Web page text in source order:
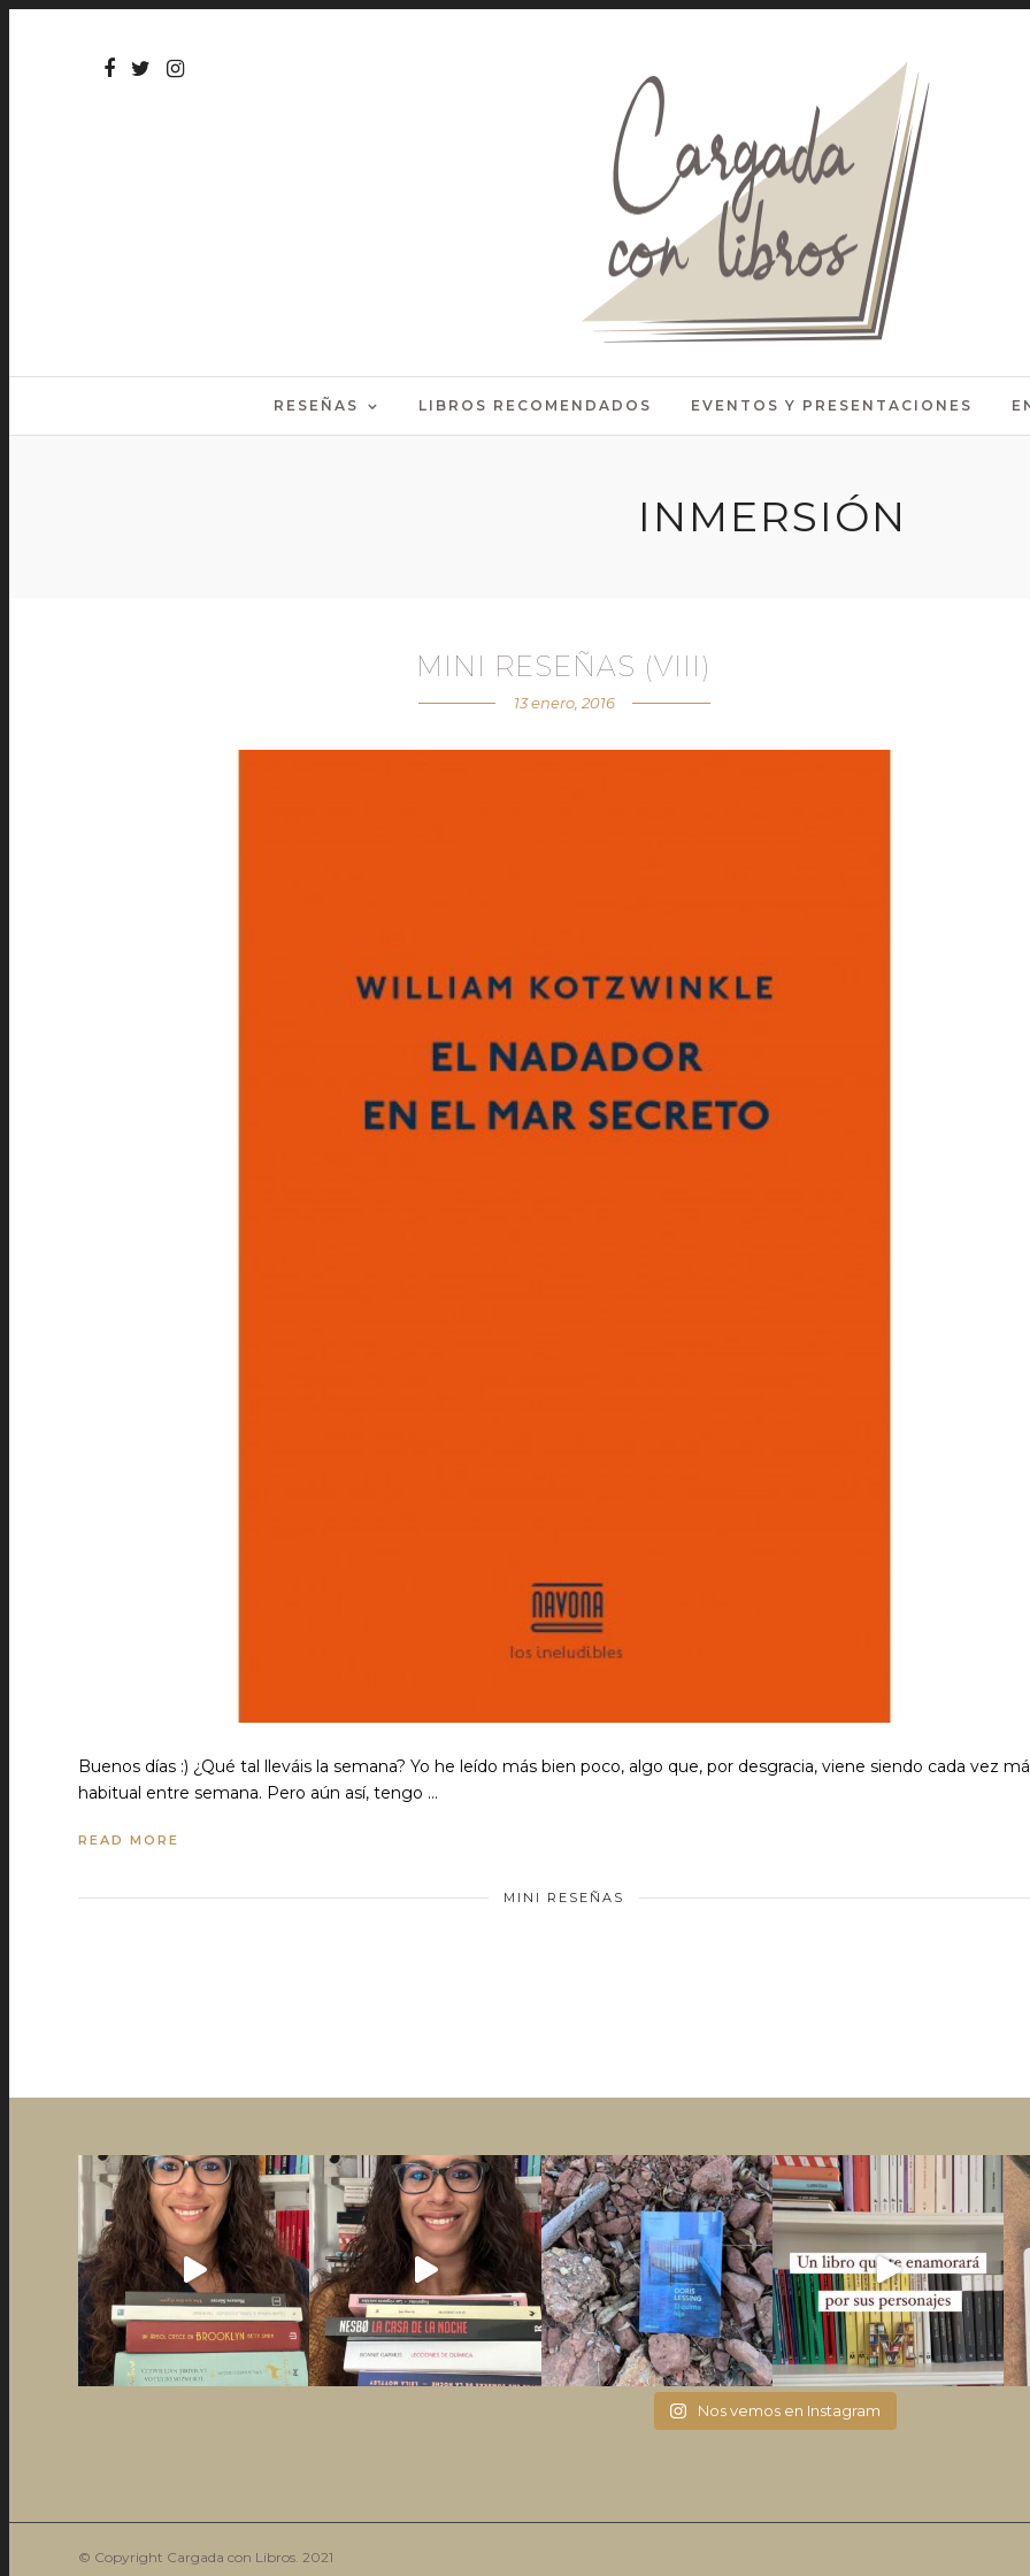
RESEÑAS LIBROS RECOMENDADOS EVENTOS Y PRESENTACIONES
INMERSIÓN
MINI RESEÑAS (VIII)
13 enero, 2016
Buenos días :) ¿Qué tal lleváis la semana? Yo he leído más bien poco, algo que, por desgracia, viene siendo cada vez
habitual entre semana. Pero aún así, tengo …
READ MORE
MINI RESEÑAS
Nos vemos en Instagram
© Copyright Cargada con Libros. 2021